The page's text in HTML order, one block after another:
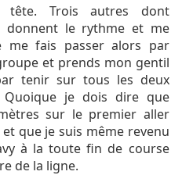
Trois autres dont
donnent le rythme et me
me fais passer alors par
et prends mon gentil
tenir sur tous les deux
je dois dire que
sur le premier aller
que je suis même revenu
à la toute fin de course
de la ligne.